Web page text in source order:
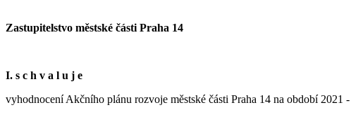
Zastupitelstvo městské části Praha 14
I. s c h v a l u j e
vyhodnocení Akčního plánu rozvoje městské části Praha 14 na období 2021